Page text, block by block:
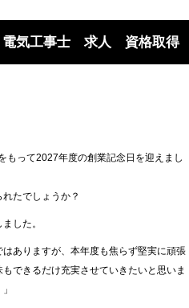
気工事士 求人 資格取得
もって2027年度の創業記念日を迎えまし
たでしょうか？
した。
はありますが、本年度も焦らず堅実に頑張
できるだけ充実させていきたいと思いま